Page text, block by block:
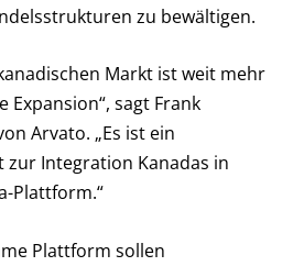
zu bewältigen.
Markt ist weit mehr
Expansion“, sagt Frank
Arvato. „Es ist ein
Integration Kanadas in
Plattform.“
Plattform sollen